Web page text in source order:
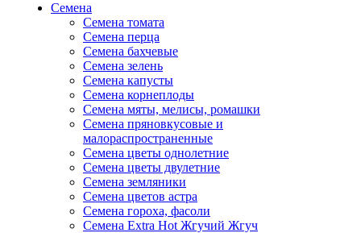
Семена
Семена томата
Семена перца
Семена бахчевые
Семена зелень
Семена капусты
Семена корнеплоды
Семена мяты, мелисы, ромашки
Семена пряновкусовые и
малораспространенные
Семена цветы однолетние
Семена цветы двулетние
Семена земляники
Семена цветов астра
Семена гороха, фасоли
Семена Extra Hot Жгучий Жгуч